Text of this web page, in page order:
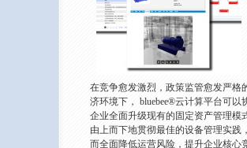
在竞争愈发激烈，政策监管愈发严格
济环境下， bluebee®云计算平台可以
企业全面升级现有的固定资产管理模
由上而下地贯彻最佳的设备管理实践
而全面降低运营风险，提升企业核心